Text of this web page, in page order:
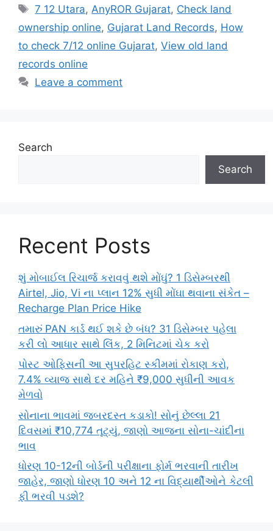
Tags
7 12 Utara,AnyROR Gujarat, Check land
ownership online, Gujarat Land Records, How
to check 7/12 online Gujarat, View old land
records online
Leave a comment
Search
Search
Recent Posts
શું મોબાઈલ રિચાર્જ કરાવવું થશે મોંઘું? 1 ડિસેમ્બરથી
Airtel, Jio, Vi ના પ્લાન 12% સુધી મોંઘા થવાના સંકેત –
Recharge Plan Price Hike
તમારું PAN કાર્ડ થઈ શકે છે બંધ? 31 ડિસેમ્બર પહેલા
કરી લો આધાર સાથે લિંક, 2 મિનિટમાં ચેક કરો
પોસ્ટ ઓફિસની આ સુપરહિટ સ્કીમમાં રોકાણ કરો,
7.4% વ્યાજ સાથે દર મહિને ₹9,000 સુધીની આવક
મેળવો
સોનાના ભાવમાં જબરદસ્ત કડાકો! સોનું છેલ્લા 21
દિવસમાં ₹10,774 તૂટ્યું, જાણો આજના સોના-ચાંદીના
ભાવ
ધોરણ 10-12ની બોર્ડની પરીક્ષાના ફોર્મ ભરવાની તારીખ
જાહેર, જાણો ધોરણ 10 અને 12 ના વિદ્યાર્થીઓને કેટલી
ફી ભરવી પડશે?